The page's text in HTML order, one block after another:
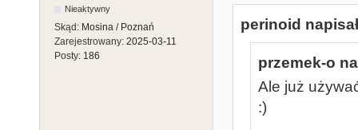
Nieaktywny
Skąd: Mosina / Poznań
Zarejestrowany: 2025-03-11
Posty: 186
perinoid
przemek-o
Ale już
:)